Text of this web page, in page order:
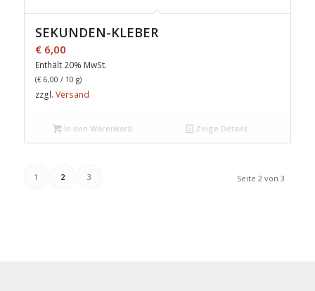
SEKUNDEN-KLEBER
€6,00
Enthält 20% MwSt.
(€6,00 / 10 g)
zzgl. Versand
In den Warenkorb Zeige Details
Seite 2 von 3
1 2 3